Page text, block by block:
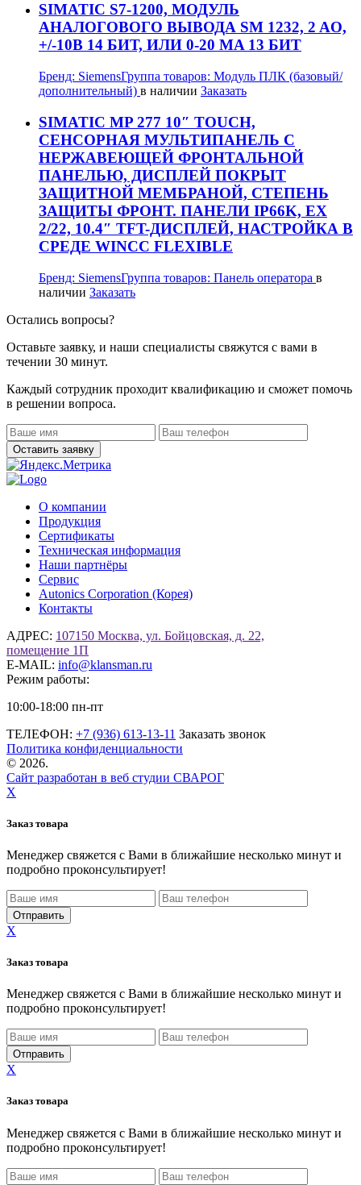
SIMATIC S7-1200, МОДУЛЬ
АНАЛОГОВОГО ВЫВОДА SM 1232, 2 AO,
+/-10В 14 БИТ, ИЛИ 0-20 MA 13 БИТ
Бренд: SiemensГруппа товаров: Модуль ПЛК (базовый/
дополнительный) в наличии Заказать
SIMATIC MP 277 10″ TOUCH,
СЕНСОРНАЯ МУЛЬТИПАНЕЛЬ С
НЕРЖАВЕЮЩЕЙ ФРОНТАЛЬНОЙ
ПАНЕЛЬЮ, ДИСПЛЕЙ ПОКРЫТ
ЗАЩИТНОЙ МЕМБРАНОЙ, СТЕПЕНЬ
ЗАЩИТЫ ФРОНТ. ПАНЕЛИ IP66K, EX
2/22, 10.4″ TFT-ДИСПЛЕЙ, НАСТРОЙКА В
СРЕДЕ WINCC FLEXIBLE
Бренд: SiemensГруппа товаров: Панель оператора в
наличии Заказать
Остались вопросы?
Оставьте заявку, и наши специалисты свяжутся с вами в
течении 30 минут.
Каждый сотрудник проходит квалификацию и сможет помочь
в решении вопроса.
О компании
Продукция
Сертификаты
Техническая информация
Наши партнёры
Сервис
Autonics Corporation (Корея)
Контакты
АДРЕС: 107150 Москва, ул. Бойцовская, д. 22,
помещение 1П
E-MAIL: info@klansman.ru
Режим работы:
10:00-18:00 пн-пт
ТЕЛЕФОН: +7 (936) 613-13-11 Заказать звонок
Политика конфиденциальности
© 2026.
Сайт разработан в веб студии СВАРОГ
X
Заказ товара
Менеджер свяжется с Вами в ближайшие несколько минут и
подробно проконсультирует!
X
Заказ товара
Менеджер свяжется с Вами в ближайшие несколько минут и
подробно проконсультирует!
X
Заказ товара
Менеджер свяжется с Вами в ближайшие несколько минут и
подробно проконсультирует!